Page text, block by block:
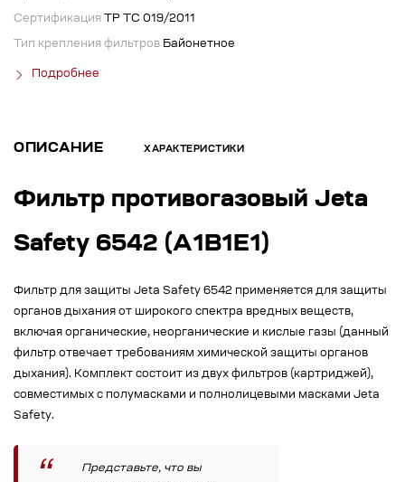
Сертификация ТР ТС 019/2011
Тип крепления фильтров Байонетное
Подробнее
ОПИСАНИЕ ХАРАКТЕРИСТИКИ
Фильтр противогазовый Jeta
Safety 6542 (A1B1E1)
Фильтр для защиты Jeta Safety 6542 применяется для защиты
органов дыхания от широкого спектра вредных веществ,
включая органические, неорганические и кислые газы (данный
фильтр отвечает требованиям химической защиты органов
дыхания). Комплект состоит из двух фильтров (картриджей),
совместимых с полумасками и полнолицевыми масками Jeta
Safety.
Представьте, что вы